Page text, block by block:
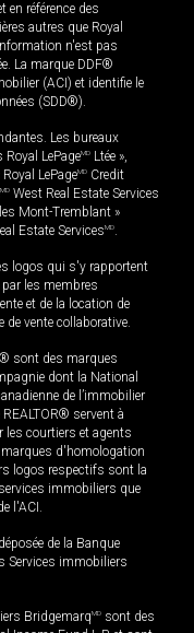
en référence des
autres que Royal
n'est pas
La marque DDF®
(ACI) et identifie le
(SDD®).
Les bureaux
LePageMD Ltée »,
Royal LePageMD Credit
MD West Real Estate Services
Mont-Tremblant »
Estate ServicesMD.
logos qui s'y rapportent
les membres
et de la location de
vente collaborative.
sont des marques
dont la National
de l’immobilier
servent à
courtiers et agents
d'homologation
logos respectifs sont la
immobiliers que
l'ACI.
de la Banque
Services immobiliers
BridgemarqMD sont des